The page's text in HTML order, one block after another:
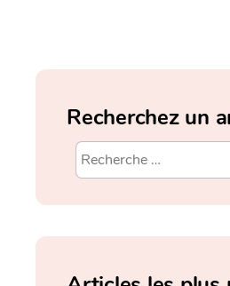
Recherchez un